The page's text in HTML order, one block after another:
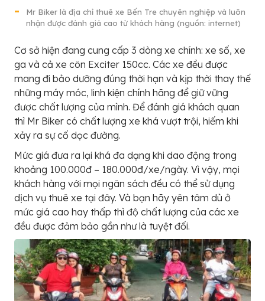
Mr Biker là địa chỉ thuê xe Bến Tre chuyên nghiệp và luôn
nhận được đánh giá cao từ khách hàng (nguồn: internet)
Cơ sở hiện đang cung cấp 3 dòng xe chính: xe số, xe
ga và cả xe côn Exciter 150cc. Các xe đều được
mang đi bảo dưỡng đúng thời hạn và kịp thời thay thế
những máy móc, linh kiện chính hãng để giữ vững
được chất lượng của mình. Để đánh giá khách quan
thì Mr Biker có chất lượng xe khá vượt trội, hiếm khi
xảy ra sự cố dọc đường.
Mức giá đưa ra lại khá đa dạng khi dao động trong
khoảng 100.000đ – 180.000đ/xe/ngày. Vì vậy, mọi
khách hàng với mọi ngân sách đều có thể sử dụng
dịch vụ thuê xe tại đây. Và bạn hãy yên tâm dù ở
mức giá cao hay thấp thì độ chất lượng của các xe
đều được đảm bảo gần như là tuyệt đối.